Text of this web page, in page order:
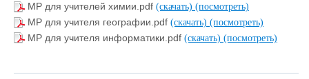
МР для учителей химии.pdf (скачать) (посмотреть)
МР для учителя географии.pdf (скачать) (посмотреть)
МР для учителя информатики.pdf (скачать) (посмотреть)